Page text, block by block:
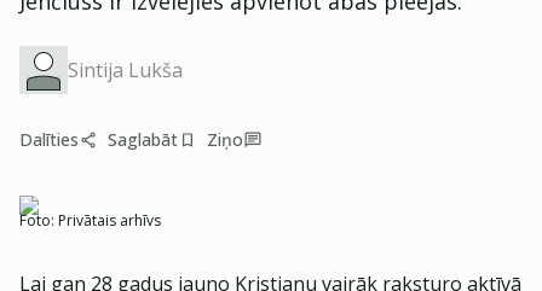
Sintija Lukša
Dalīties Saglabāt Ziņo
Foto: Privātais arhīvs
Lai gan 28 gadus jauno Kristianu vairāk raksturo aktīvā